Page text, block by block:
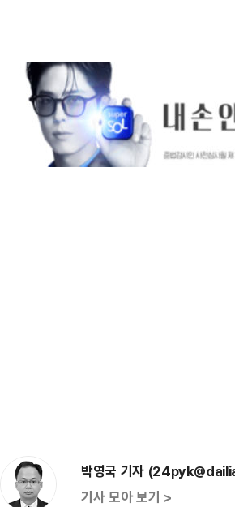
박영국 기자
기사 모아 보기 >